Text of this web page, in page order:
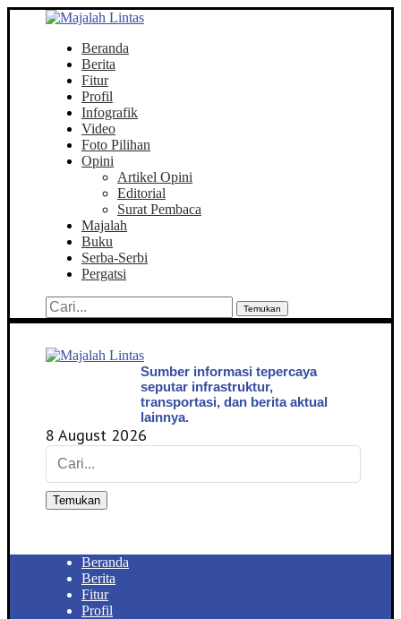
Beranda
Berita
Fitur
Profil
Infografik
Video
Foto Pilihan
Opini
Artikel Opini
Editorial
Surat Pembaca
Majalah
Buku
Serba-Serbi
Pergatsi
Temukan
Sumber informasi tepercaya
seputar infrastruktur,
transportasi, dan berita aktual
lainnya.
8 August 2026
Temukan
Beranda
Berita
Fitur
Profil